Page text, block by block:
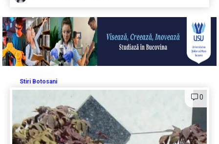
Stiri Botosani
0